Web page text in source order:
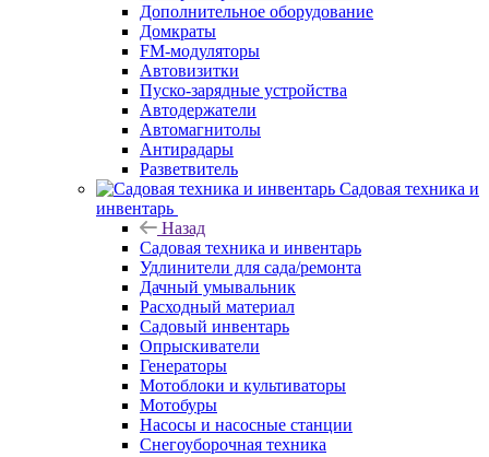
Дополнительное оборудование
Домкраты
FM-модуляторы
Автовизитки
Пуско-зарядные устройства
Автодержатели
Автомагнитолы
Антирадары
Разветвитель
Садовая техника и
инвентарь
Назад
Садовая техника и инвентарь
Удлинители для сада/ремонта
Дачный умывальник
Расходный материал
Садовый инвентарь
Опрыскиватели
Генераторы
Мотоблоки и культиваторы
Мотобуры
Насосы и насосные станции
Снегоуборочная техника